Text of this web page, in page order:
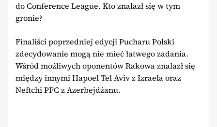
do Conference League. Kto znalazł się w tym
gronie?
Finaliści poprzedniej edycji Pucharu Polski
zdecydowanie mogą nie mieć łatwego zadania.
Wśród możliwych oponentów Rakowa znalazł się
między innymi Hapoel Tel Aviv z Izraela oraz
Neftchi PFC z Azerbejdżanu.